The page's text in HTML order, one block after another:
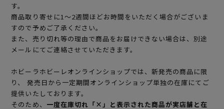
す。
商品取り寄せに1～2週間ほどお時間をいただく場合がございま
すので予めご了承ください。
また、売り切れ等の理由で商品をお届けできない場合は、別途
メールにてご連絡させていただきます。
ホビーラホビーレオンラインショップでは、新発売の商品に限
り、 発売日から一定期間オンラインショップ単独の在庫にてご
提供いたしております。
そのため、 一度在庫切れ「×」と表示された商品が実店舗と在